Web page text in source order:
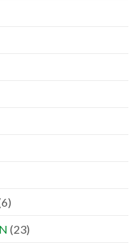
(23)